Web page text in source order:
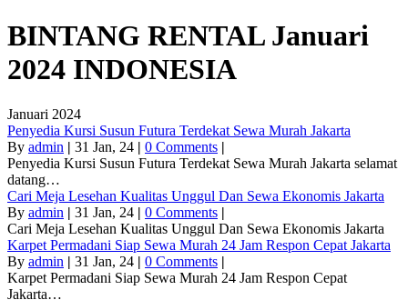
BINTANG RENTAL Januari
2024 INDONESIA
Januari 2024
Penyedia Kursi Susun Futura Terdekat Sewa Murah Jakarta
By admin | 31 Jan, 24 | 0 Comments |
Penyedia Kursi Susun Futura Terdekat Sewa Murah Jakarta selamat
datang…
Cari Meja Lesehan Kualitas Unggul Dan Sewa Ekonomis Jakarta
By admin | 31 Jan, 24 | 0 Comments |
Cari Meja Lesehan Kualitas Unggul Dan Sewa Ekonomis Jakarta
Karpet Permadani Siap Sewa Murah 24 Jam Respon Cepat Jakarta
By admin | 31 Jan, 24 | 0 Comments |
Karpet Permadani Siap Sewa Murah 24 Jam Respon Cepat
Jakarta…